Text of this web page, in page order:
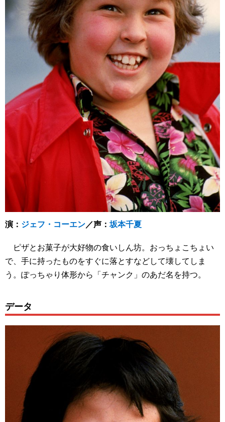
演： ジェフ・コーエン／声： 坂本千夏
ピザとお菓子が大好物の食いしん坊。おっちょこちょい
で、手に持ったものをすぐに落とすなどして壊してしま
う。ぽっちゃり体形から「チャンク」のあだ名を持つ。
データ